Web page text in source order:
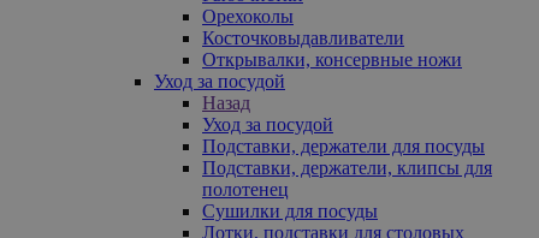
Орехоколы
Косточковыдавливатели
Открывалки, консервные ножи
Уход за посудой
Назад
Уход за посудой
Подставки, держатели для посуды
Подставки, держатели, клипсы для
полотенец
Сушилки для посуды
Лотки, подставки для столовых